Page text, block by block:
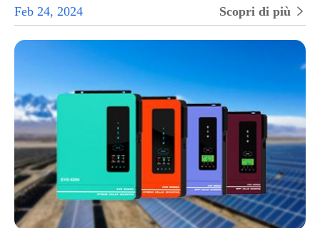
Feb 24, 2024 Scopri di più 